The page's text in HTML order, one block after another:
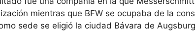
mientras que BFW se ocupaba de la
sede se eligió la ciudad Bávara de